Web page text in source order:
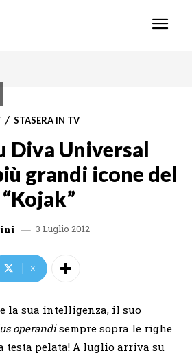
STASERA IN TV
Diva Universal
grandi icone del
3 Luglio 2012
X
la sua intelligenza, il suo
operandisempre sopra le righe
testa pelata! A luglio arriva su